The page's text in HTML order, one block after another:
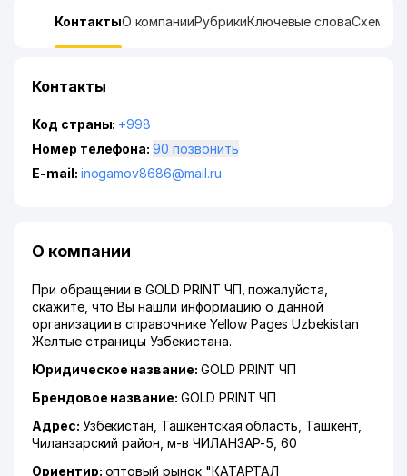
КонтактыО компанииРубрикиКлючевые словаСхема
Контакты
Код страны: +998
Номер телефона:
90 позвонить
E-mail: inogamov8686@mail.ru
О компании
При обращении в GOLD PRINT ЧП, пожалуйста,
скажите, что Вы нашли информацию о данной
организации в справочнике Yellow Pages Uzbekistan
Желтые страницы Узбекистана.
Юридическое название: GOLD PRINT ЧП
Брендовое название: GOLD PRINT ЧП
Адрес: Узбекистан, Ташкентская область Ташкент,
Чиланзарский район ,м-в ЧИЛАНЗАР-5 , 60
Ориентир: оптовый рынок "КАТАРТАЛ